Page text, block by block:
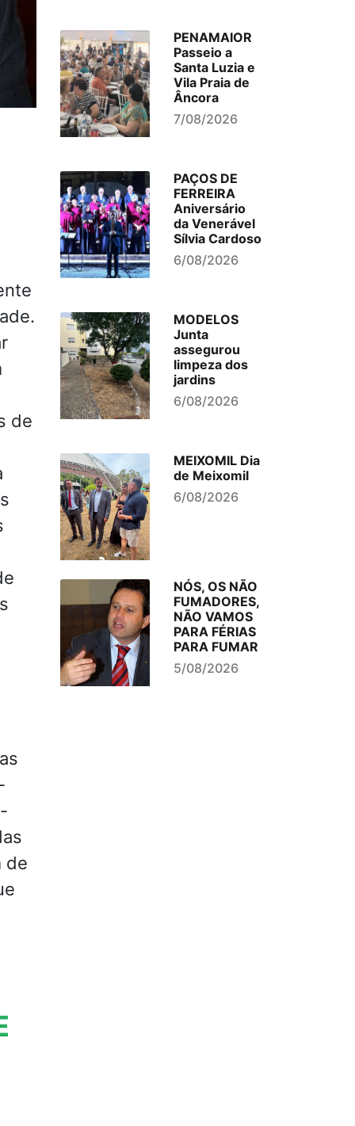
de
de
PENAMAIOR
Passeio a
Santa Luzia e
Vila Praia de
Âncora
7/08/2026
PAÇOS DE
FERREIRA
Aniversário
da Venerável
Sílvia Cardoso
6/08/2026
MODELOS
Junta
assegurou
limpeza dos
jardins
6/08/2026
MEIXOMIL Dia
de Meixomil
6/08/2026
NÓS, OS NÃO
FUMADORES,
NÃO VAMOS
PARA FÉRIAS
PARA FUMAR
5/08/2026